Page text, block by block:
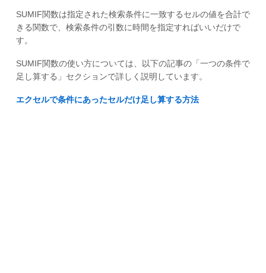
SUMIF関数は指定された検索条件に一致するセルの値を合計で
きる関数で、検索条件の引数に時間を指定すればいいだけで
す。
SUMIF関数の使い方については、以下の記事の「一つの条件で
足し算する」セクションで詳しく説明しています。
エクセルで条件にあったセルだけ足し算する方法